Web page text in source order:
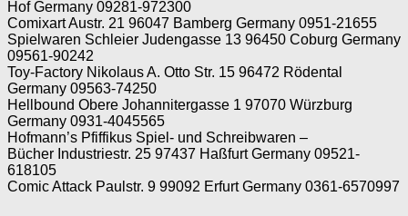
Hof Germany 09281-972300
Comixart Austr. 21 96047 Bamberg Germany 0951-21655
Spielwaren Schleier Judengasse 13 96450 Coburg Germany
09561-90242
Toy-Factory Nikolaus A. Otto Str. 15 96472 Rödental
Germany 09563-74250
Hellbound Obere Johannitergasse 1 97070 Würzburg
Germany 0931-4045565
Hofmann’s Pfiffikus Spiel- und Schreibwaren –
Bücher Industriestr. 25 97437 Haßfurt Germany 09521-
618105
Comic Attack Paulstr. 9 99092 Erfurt Germany 0361-6570997